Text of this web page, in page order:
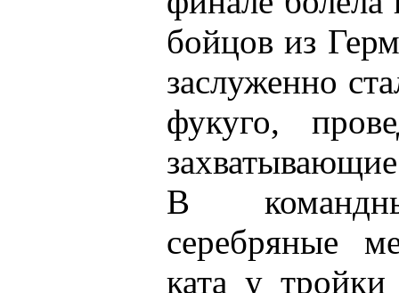
бойцов из
заслуженно
фукуго,
В
серебряные
ката у